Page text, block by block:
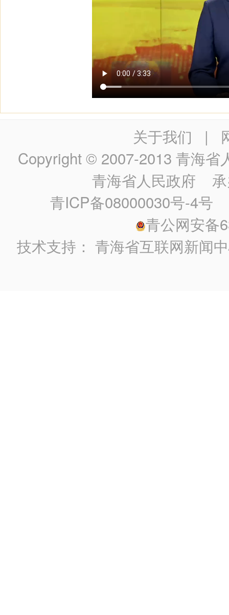
关于我们 |
Copyright © 2007-2013 青海省
青海省人民政府 承
青ICP备08000030号-4号
青公网安备
技术支持：青海省互联网新闻